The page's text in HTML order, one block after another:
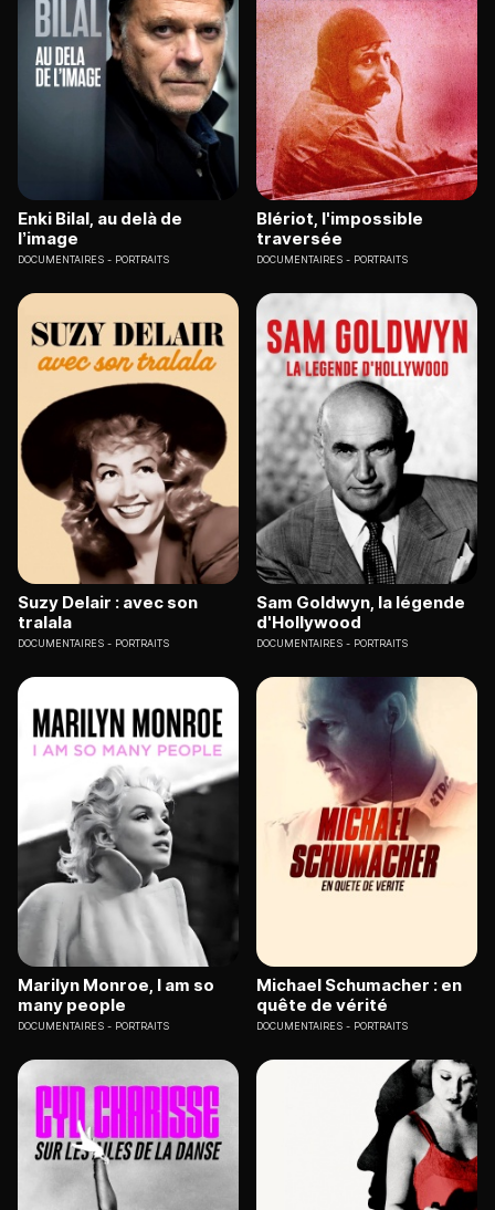
Enki Bilal, au delà de
l’image
DOCUMENTAIRES PORTRAITS
Blériot, l'impossible
traversée
DOCUMENTAIRES PORTRAITS
Suzy Delair : avec son
tralala
DOCUMENTAIRES PORTRAITS
Sam Goldwyn, la légende
d'Hollywood
DOCUMENTAIRES PORTRAITS
Marilyn Monroe, I am so
many people
DOCUMENTAIRES PORTRAITS
Michael Schumacher : en
quête de vérité
DOCUMENTAIRES PORTRAITS